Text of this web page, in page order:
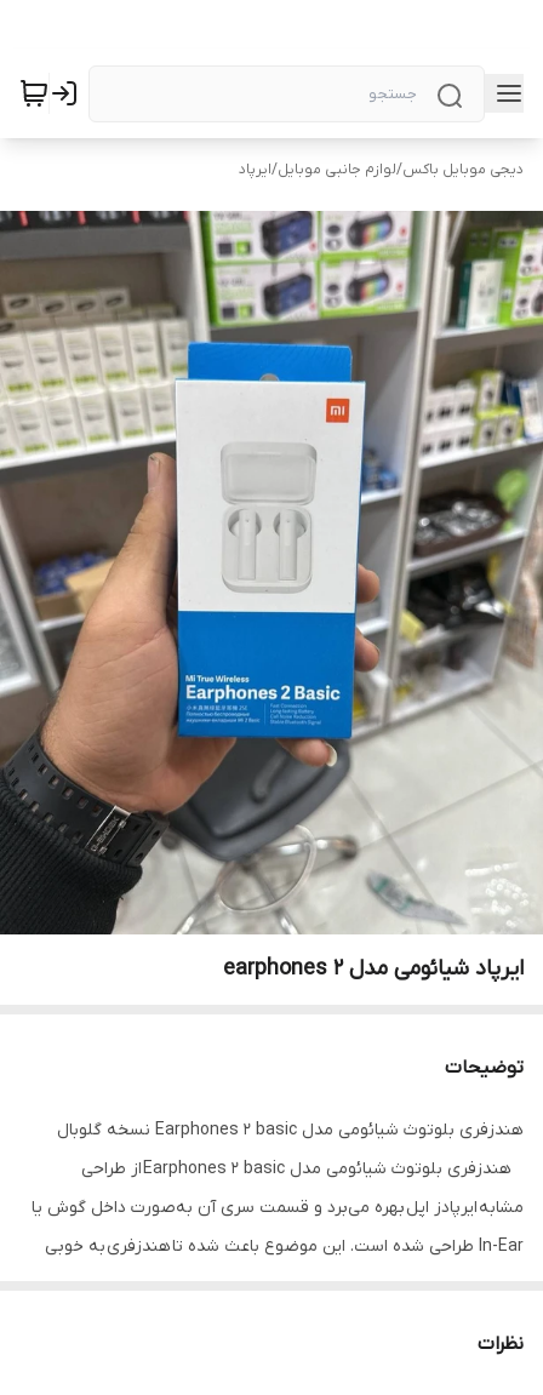
دیجی موبایل باکس/لوازم جانبی موبایل/ایرپاد
ایرپاد شیائومی مدل earphones 2
توضیحات
هندزفری بلوتوث شیائومی مدل Earphones 2 basic نسخه گلوبال
هندزفری بلوتوث شیائومی مدل Earphones 2 basic از طراحی
مشابه ایرپادز اپل بهره می‌برد و قسمت سری آن به‌صورت داخل گوش یا
In-Ear طراحی شده است. این موضوع باعث شده تا هندزفری به خوبی
نظرات